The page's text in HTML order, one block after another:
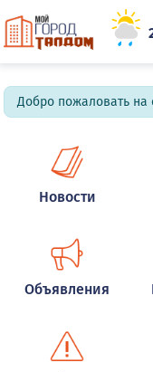
Добро пожаловать
Новости
Объявления